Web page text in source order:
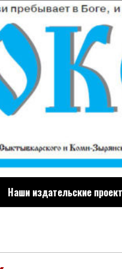
Наши издательские